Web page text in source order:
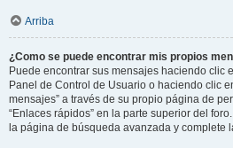
Arriba
¿Como se puede encontrar mis propios
Puede encontrar sus mensajes haciendo clic
Panel de Control de Usuario o haciendo clic
mensajes” a través de su propio página de
“Enlaces rápidos” en la parte superior del
la página de búsqueda avanzada y complete